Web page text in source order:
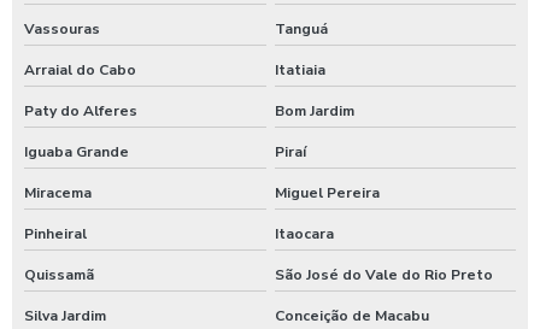
Lava ônibus
Lava rápido self service em posto de gasolina
Lavador de ônibus preco
Lavadora de alta pressão com controle remoto
Lavadora de alta pressão para lavar caminhões
Lavadora de alta pressão para lavar ônibus
Vassouras Tanguá
Arraial do Cabo Itatiaia
Paty do Alferes Bom Jardim
Iguaba Grande Piraí
Miracema Miguel Pereira
Pinheiral Itaocara
Quissamã São José do Vale do Rio Preto
Silva Jardim Conceição de Macabu